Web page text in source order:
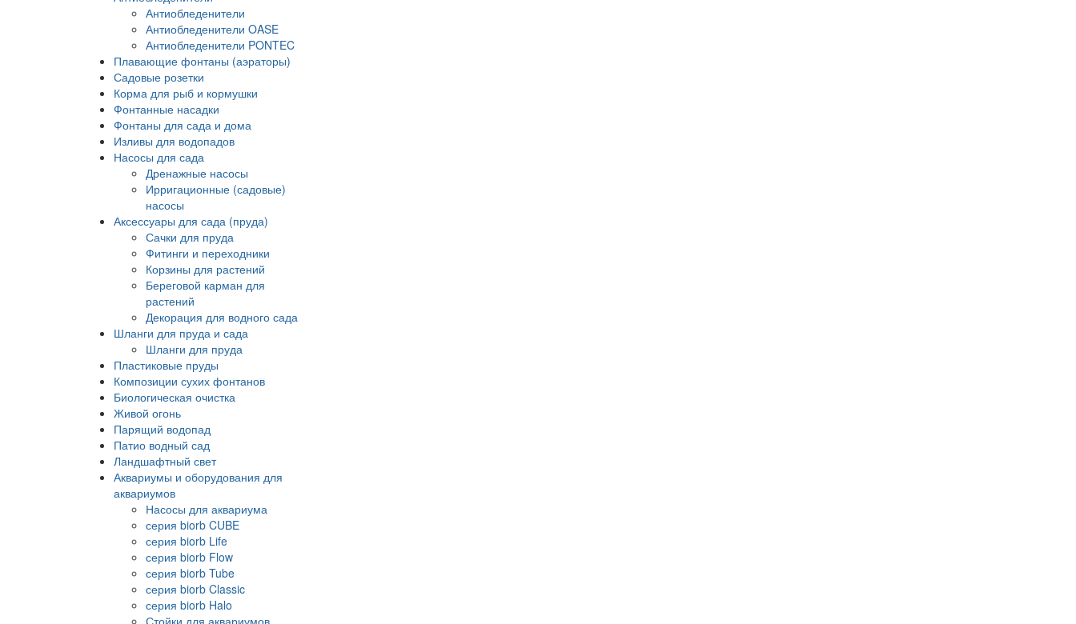
Антиобледенители
Антиобледенители OASE
Антиобледенители PONTEC
Плавающие фонтаны (аэраторы)
Садовые розетки
Корма для рыб и кормушки
Фонтанные насадки
Фонтаны для сада и дома
Изливы для водопадов
Насосы для сада
Дренажные насосы
Ирригационные (садовые)
насосы
Аксессуары для сада (пруда)
Сачки для пруда
Фитинги и переходники
Корзины для растений
Береговой карман для
растений
Декорация для водного сада
Шланги для пруда и сада
Шланги для пруда
Пластиковые пруды
Композиции сухих фонтанов
Биологическая очистка
Живой огонь
Парящий водопад
Патио водный сад
Ландшафтный свет
Аквариумы и оборудования для
аквариумов
Насосы для аквариума
серия biorb CUBE
серия biorb Life
серия biorb Flow
серия biorb Tube
серия biorb Classic
серия biorb Halo
Стойки для аквариумов